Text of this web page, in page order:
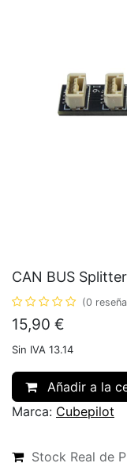
CAN BUS
(0
15,90 €
Sin IVA 13.14
Añadir a la
Marca: Cubepilot
Stock Real de